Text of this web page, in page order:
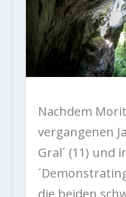
Nachdem
vergangenen
Gral´ (11) und
die beiden